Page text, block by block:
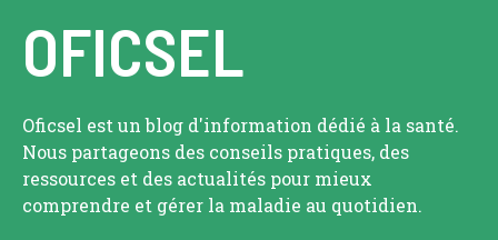
OFICSEL
Oficsel est un blog d'information dédié à la santé.
Nous partageons des conseils pratiques, des
ressources et des actualités pour mieux
comprendre et gérer la maladie au quotidien.